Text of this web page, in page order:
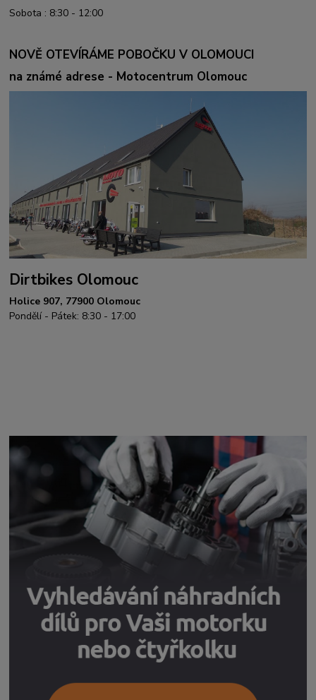
Sobota : 8:30 - 12:00
NOVĚ OTEVÍRÁME POBOČKU V OLOMOUCI
na známé adrese - Motocentrum Olomouc
Dirtbikes Olomouc
Holice 907, 77900 Olomouc
Pondělí - Pátek: 8:30 - 17:00